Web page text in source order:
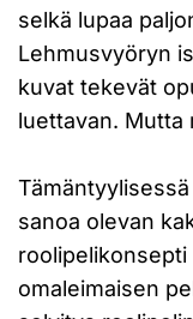
selkä lupaa
Lehmusvyöryn
kuvat tekevät
luettavan. Mutta
sanoa olevan
roolipelikonsepti
omaleimaisen